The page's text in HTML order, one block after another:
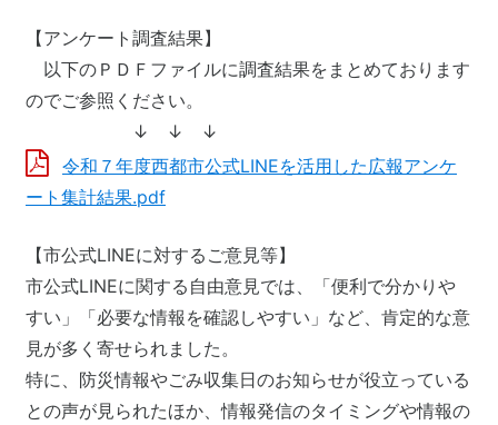
【アンケート調査結果】
以下のＰＤＦファイルに調査結果をまとめております
のでご参照ください。
↓ ↓ ↓
令和７年度西都市公式LINEを活用した広報アンケ
ート集計結果.pdf
【市公式LINEに対するご意見等】
市公式LINEに関する自由意見では、「便利で分かりや
すい」「必要な情報を確認しやすい」など、肯定的な意
見が多く寄せられました。
特に、防災情報やごみ収集日のお知らせが役立っている
との声が見られたほか、情報発信のタイミングや情報の